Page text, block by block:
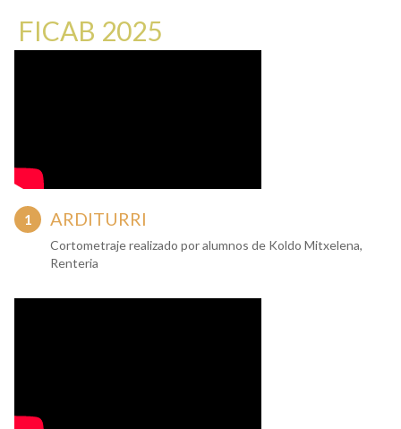
FICAB 2025
ARDITURRI
Cortometraje realizado por alumnos de Koldo Mitxelena,
Renteria